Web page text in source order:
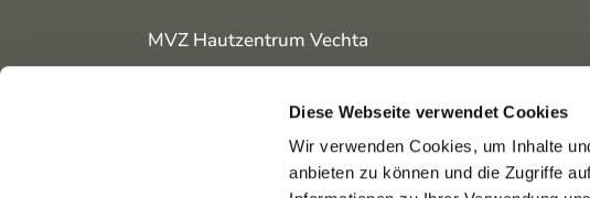
Diese Webseite verwendet Cookies
Wir verwenden Cookies, um Inhalte
anbieten zu können und die Zugriffe
MVZ Hautzentrum Vechta
17:30 Uhr
Freitag